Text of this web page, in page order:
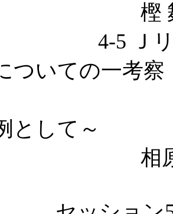
舞衣，
Ｊリーグク
ついての一考察
として～
匡智